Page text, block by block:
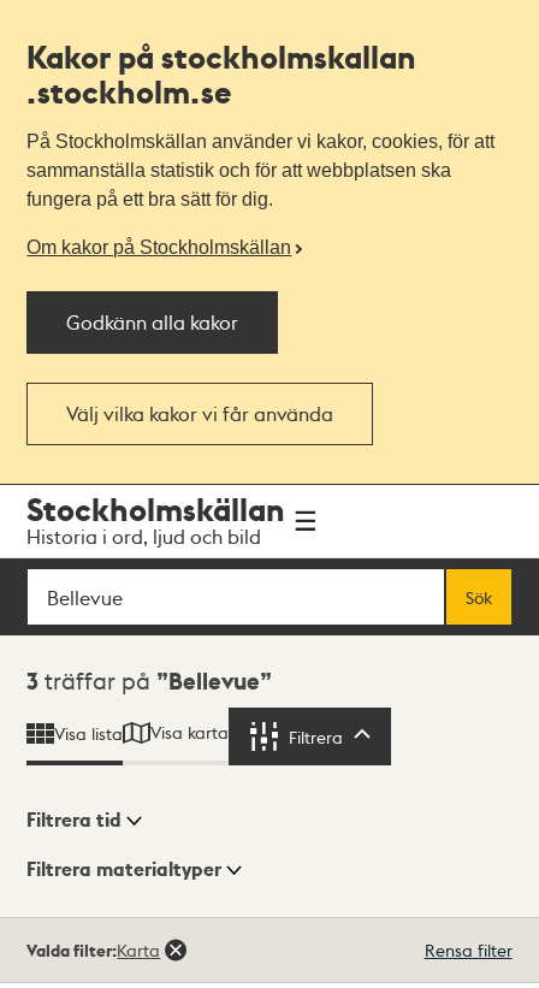
Kakor på stockholmskallan
.stockholm.se
På Stockholmskällan använder vi kakor, cookies, för att
sammanställa statistik och för att webbplatsen ska
fungera på ett bra sätt för dig.
Om kakor på Stockholmskällan
Godkänn alla kakor
Välj vilka kakor vi får använda
navigationen
huvudinnehållet
Stockholmskällan
Historia i ord, ljud och bild
Sök
Sök
Sökresultat
3 träffar på Bellevue
Visa lista Visa karta Filtrera
Visningsläge
Filtrera tid
Filtrera materialtyper
träffar
Valda filter:Karta Rensa filter